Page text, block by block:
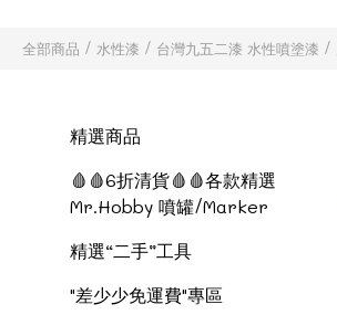
全部商品 / 水性漆 / 台灣九五二漆 水性噴塗漆 /
精選商品
🩸🩸6折清貨🩸🩸各款精選
Mr.Hobby 噴罐/Marker
精選“二手”工具
"差少少免運費"專區